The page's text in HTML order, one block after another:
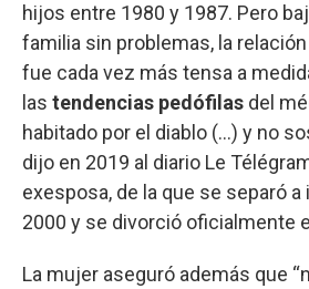
hijos entre 1980 y 1987. Pero
familia sin problemas, la
fue cada vez más tensa a
las tendencias pedófilas del
habitado por el diablo (...) y no
dijo en 2019 al diario Le
exesposa, de la que se separó
2000 y se divorció oficialmente
La mujer aseguró además que